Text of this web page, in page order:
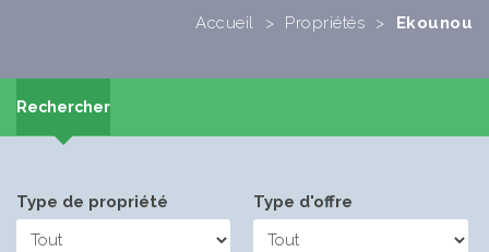
Accueil > Propriétés > Ekounou
Rechercher
Type de propriété Type d'offre